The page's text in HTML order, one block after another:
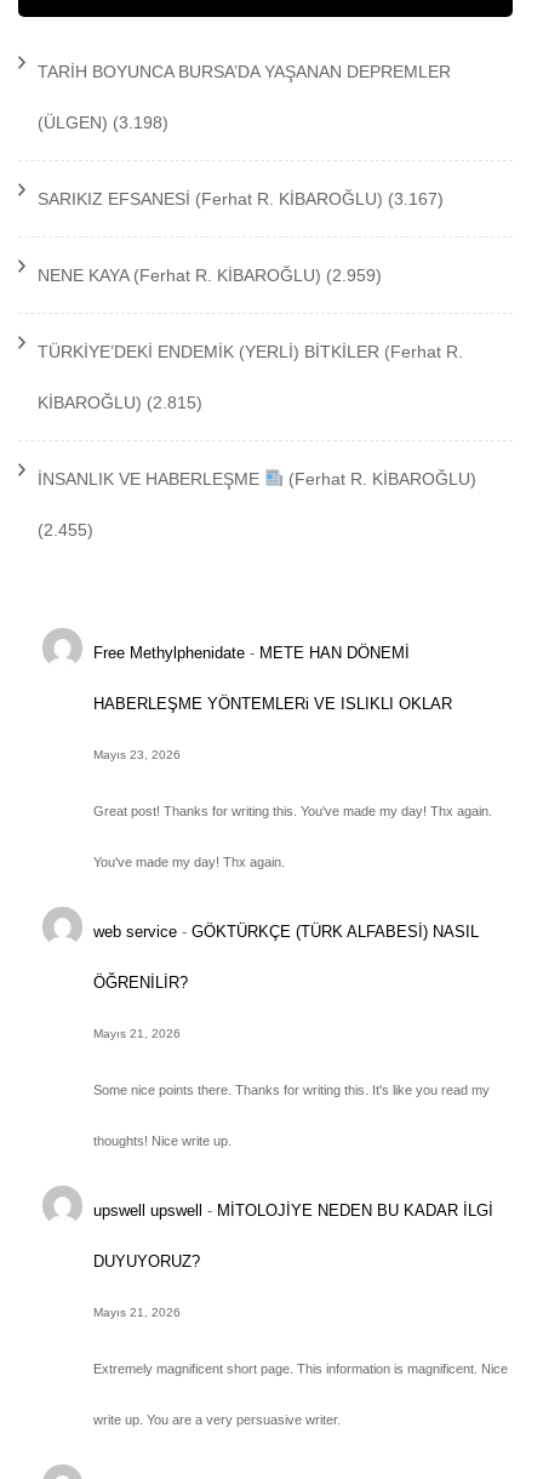
TARİH BOYUNCA BURSA’DA YAŞANAN DEPREMLER
(ÜLGEN) (3.198)
SARIKIZ EFSANESİ (Ferhat R. KİBAROĞLU) (3.167)
NENE KAYA (Ferhat R. KİBAROĞLU) (2.959)
TÜRKİYE’DEKİ ENDEMİK (YERLİ) BİTKİLER (Ferhat R.
KİBAROĞLU) (2.815)
İNSANLIK VE HABERLEŞME (Ferhat R. KİBAROĞLU)
(2.455)
Free Methylphenidate - METE HAN DÖNEMİ
HABERLEŞME YÖNTEMLERi VE ISLIKLI OKLAR
Mayıs 23, 2026
Great post! Thanks for writing this. You've made my day! Thx again.
You've made my day! Thx again.
web service -GÖKTÜRKÇE (TÜRK ALFABESİ) NASIL
ÖĞRENİLİR?
Mayıs 21, 2026
Some nice points there. Thanks for writing this. It's like you read my
thoughts! Nice write up.
upswell upswell - MİTOLOJİYE NEDEN BU KADAR İLGİ
DUYUYORUZ?
Mayıs 21, 2026
Extremely magnificent short page. This information is magnificent. Nice
write up. You are a very persuasive writer.